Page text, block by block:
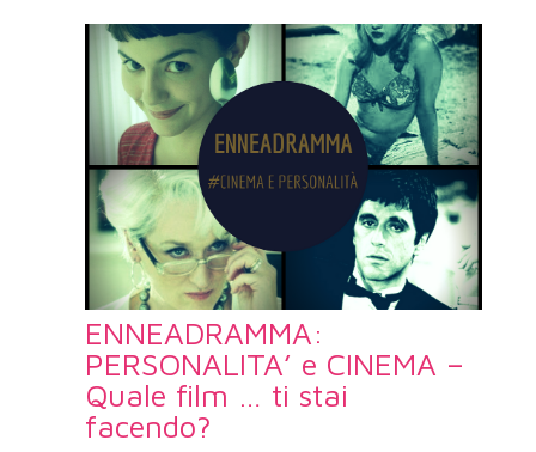
ENNEADRAMMA:
PERSONALITA’ e CINEMA –
Quale film … ti stai
facendo?